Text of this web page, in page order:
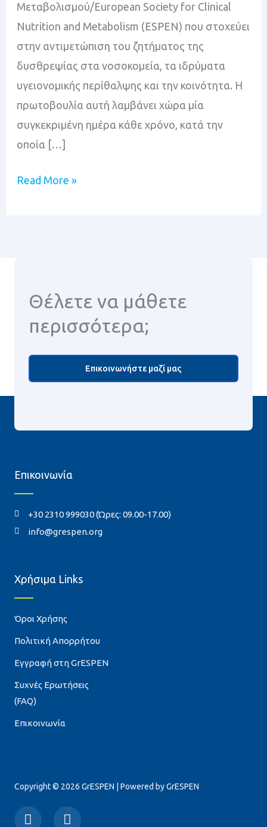
Μεταβολισμού/European Society for Clinical
Nutrition and Metabolism (ESPEN) που στοχεύει
στην αντιμετώπιση του ζητήματος της
δυσθρεψίας στα νοσοκομεία, τα ιδρύματα
υγειονομικής περίθαλψης και την κοινότητα. Η
πρωτοβουλία αυτή λαμβάνει χώρα μία
συγκεκριμένη ημέρα κάθε χρόνο, κατά την
οποία […]
Read More »
Θέλετε να μάθετε
περισσότερα;
Επικοινωνήστε μαζί μας
Copyright © 2026 GrESPEN | Powered by GrESPEN
F
T
Χρήσιμα Links
Όροι Χρήσης
Πολιτική Απορρήτου
Εγγραφή στη GrESPEN
Συχνές Ερωτήσεις
(FAQ)
Επικοινωνία
Επικοινωνία
+30 2310 999030 (Ώρες: 09.00-17.00)
info@grespen.org